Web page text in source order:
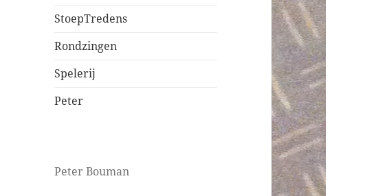
StoepTredens
Rondzingen
Spelerij
Peter
Peter Bouman